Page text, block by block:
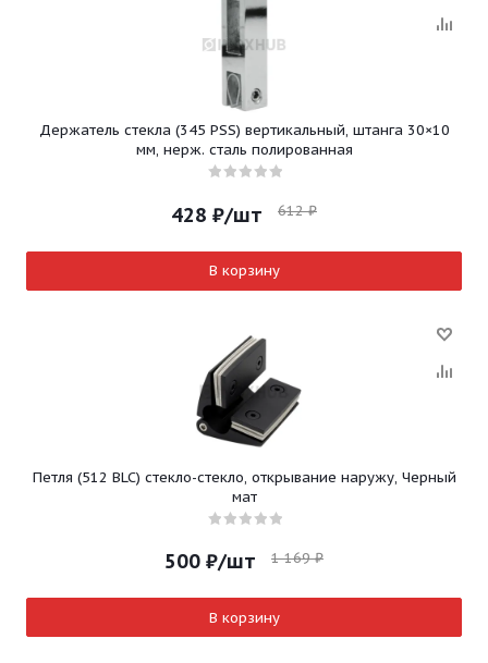
Держатель стекла (345 PSS) вертикальный, штанга 30×10
мм, нерж. сталь полированная
428 ₽/шт 612₽
В корзину
Петля (512 BLC) стекло-стекло, открывание наружу, Черный
мат
500 ₽/шт 1 169₽
В корзину